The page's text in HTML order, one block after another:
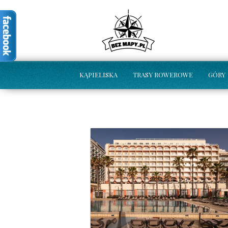
KĄPIELISKA TRASY ROWEROWE GÓRY